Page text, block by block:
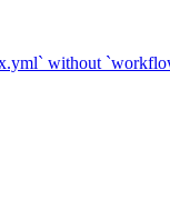
without